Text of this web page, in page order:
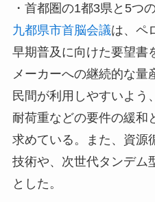
・首都圏の1都3県と5つ
九都県市首脳会議は、ペ
早期普及に向けた要望書
メーカーへの継続的な量
民間が利用しやすいよう
耐荷重などの要件の緩和
求めている。また、資源
技術や、次世代タンデム
とした。